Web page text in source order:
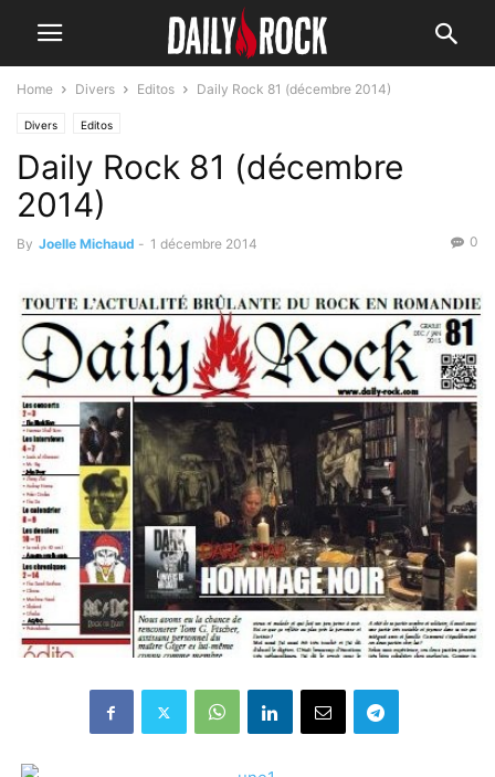
Home Divers Editos Daily Rock 81 (décembre 2014)
Divers Editos
Daily Rock 81 (décembre
2014)
By Joelle Michaud - 1 décembre 2014 0